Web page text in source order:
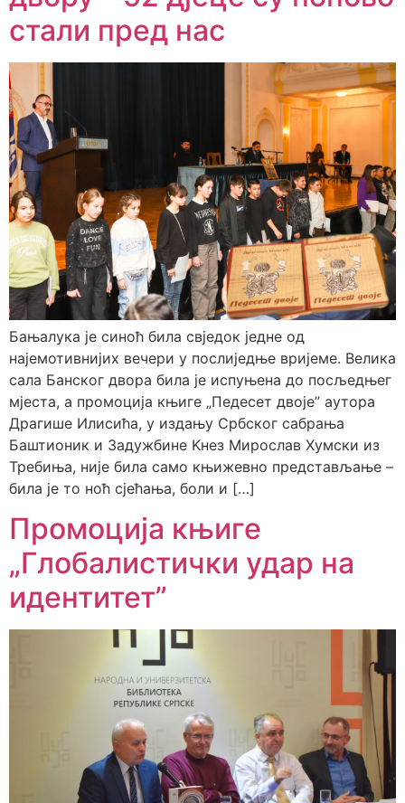
стали пред нас
Бањалука је синоћ била свједок једне од
најемотивнијих вечери у послиједње вријеме. Велика
сала Банског двора била је испуњена до посљедњег
мјеста, а промоција књиге „Педесет двоје” аутора
Драгише Илисића, у издању Србског сабрања
Баштионик и Задужбине Kнез Мирослав Хумски из
Требиња, није била само књижевно представљање –
била је то ноћ сјећања, боли и […]
Промоција књиге
„Глобалистички удар на
идентитет”